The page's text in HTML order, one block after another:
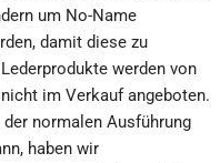
um No-Name
damit diese zu
werden von
im Verkauf angeboten.
normalen Ausführung
haben wir